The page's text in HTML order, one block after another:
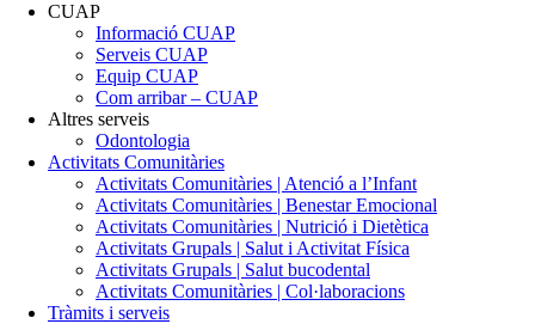
CUAP
Informació CUAP
Serveis CUAP
Equip CUAP
Com arribar – CUAP
Altres serveis
Odontologia
Activitats Comunitàries
Activitats Comunitàries | Atenció a l’Infant
Activitats Comunitàries | Benestar Emocional
Activitats Comunitàries | Nutrició i Dietètica
Activitats Grupals | Salut i Activitat Física
Activitats Grupals | Salut bucodental
Activitats Comunitàries | Col·laboracions
Tràmits i serveis